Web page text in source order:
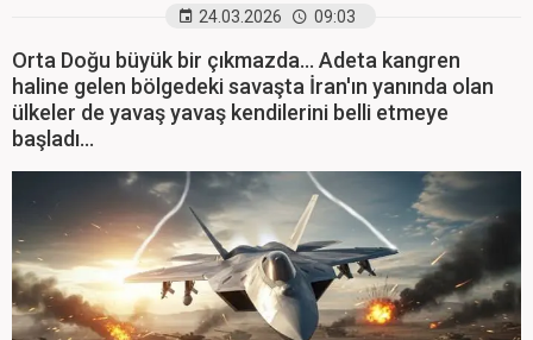
24.03.2026 09:03
Orta Doğu büyük bir çıkmazda... Adeta kangren
haline gelen bölgedeki savaşta İran'ın yanında olan
ülkeler de yavaş yavaş kendilerini belli etmeye
başladı...